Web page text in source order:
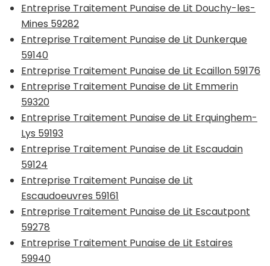
Entreprise Traitement Punaise de Lit Douchy-les-
Mines 59282
Entreprise Traitement Punaise de Lit Dunkerque
59140
Entreprise Traitement Punaise de Lit Ecaillon 59176
Entreprise Traitement Punaise de Lit Emmerin
59320
Entreprise Traitement Punaise de Lit Erquinghem-
Lys 59193
Entreprise Traitement Punaise de Lit Escaudain
59124
Entreprise Traitement Punaise de Lit
Escaudoeuvres 59161
Entreprise Traitement Punaise de Lit Escautpont
59278
Entreprise Traitement Punaise de Lit Estaires
59940